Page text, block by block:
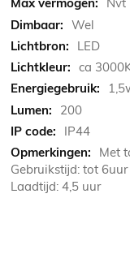
Nvt
Wel
LED
ca
200
IP44
Met
Gebruikstijd: tot 6uur
Laadtijd: 4,5 uur